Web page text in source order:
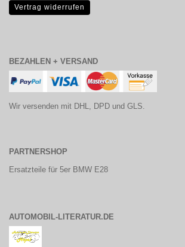
Vertrag widerrufen
BEZAHLEN + VERSAND
Wir versenden mit DHL, DPD und GLS.
PARTNERSHOP
Ersatzteile für 5er BMW E28
AUTOMOBIL-LITERATUR.DE